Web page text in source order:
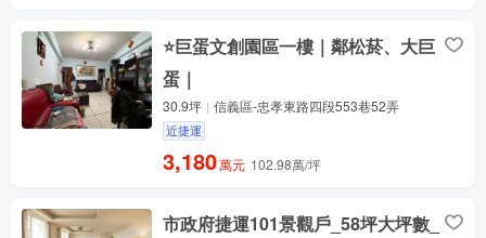
⭐巨蛋文創園區一樓｜鄰松菸、大巨
蛋｜
30.9坪 信義區-忠孝東路四段553巷52弄
近捷運
3,180萬元 102.98萬/坪
市政府捷運101景觀戶_58坪大坪數_